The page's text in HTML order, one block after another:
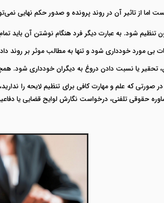
اما از تاثیر آن در روند پرونده و صدور حکم
تنظیم شود. به عبارت دیگر فرد هنگام نوشتن آن باید
بی مورد خودداری شود و تنها به مطالب موثر بر روند
تحقیر یا نسبت دادن دروغ به دیگران خودداری
در صورتی که علم و مهارت کافی برای تنظیم لایحه را
حقوقی تلفنی، درخواست نگارش لوایح قضایی یا